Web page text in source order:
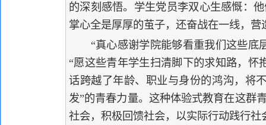
的深刻感悟。学生党员李双心生感慨：
掌心全是厚厚的茧子，还奋战在一线，
“真心感谢学院能够看重我们这些底
“愿这些青年学生扫清脚下的求知路，怀
话跨越了年龄、职业与身份的鸿沟，将
发”的青春力量。这种体验式教育在这群
社会，积极回馈社会，以实际行动践行社